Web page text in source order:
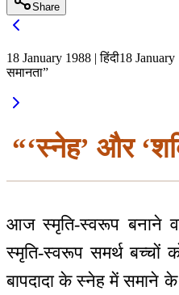
Share
18 January 1988 | हिंदी18 January
समानता”
“‘स्नेह’ और
आज स्मृति-स्वरूप बनाने
स्मृति-स्वरूप समर्थ
बापदादा के स्नेह में समाने